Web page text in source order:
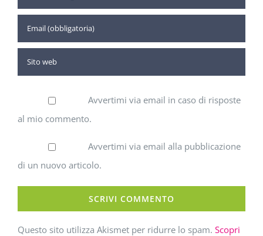
Avvertimi via email in caso di risposte
al mio commento.
Avvertimi via email alla pubblicazione
di un nuovo articolo.
Questo sito utilizza Akismet per ridurre lo spam. Scopri